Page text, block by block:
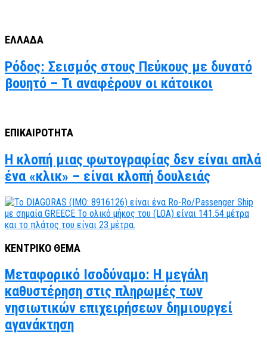
ΕΛΛΑΔΑ
Ρόδος: Σεισμός στους Πεύκους με δυνατό
βουητό – Τι αναφέρουν οι κάτοικοι
ΕΠΙΚΑΙΡΟΤΗΤΑ
Η κλοπή μιας φωτογραφίας δεν είναι απλά
ένα «κλικ» – είναι κλοπή δουλειάς
ΚΕΝΤΡΙΚΟ ΘΕΜΑ
Μεταφορικό Ισοδύναμο: Η μεγάλη
καθυστέρηση στις πληρωμές των
νησιωτικών επιχειρήσεων δημιουργεί
αγανάκτηση